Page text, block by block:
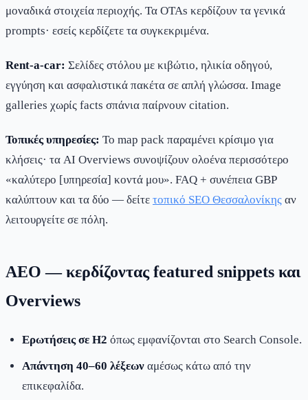
μοναδικά στοιχεία περιοχής. Τα OTAs κερδίζουν τα γενικά
prompts· εσείς κερδίζετε τα συγκεκριμένα.
Rent-a-car: Σελίδες στόλου με κιβώτιο, ηλικία οδηγού,
εγγύηση και ασφαλιστικά πακέτα σε απλή γλώσσα. Image
galleries χωρίς facts σπάνια παίρνουν citation.
Τοπικές υπηρεσίες: Το map pack παραμένει κρίσιμο για
κλήσεις· τα AI Overviews συνοψίζουν ολοένα περισσότερο
«καλύτερο [υπηρεσία] κοντά μου». FAQ + συνέπεια GBP
καλύπτουν και τα δύο — δείτε τοπικό SEO Θεσσαλονίκης αν
λειτουργείτε σε πόλη.
AEO — κερδίζοντας featured snippets και
Overviews
Ερωτήσεις σε H2 όπως εμφανίζονται στο Search Console.
Απάντηση 40–60 λέξεων αμέσως κάτω από την
επικεφαλίδα.